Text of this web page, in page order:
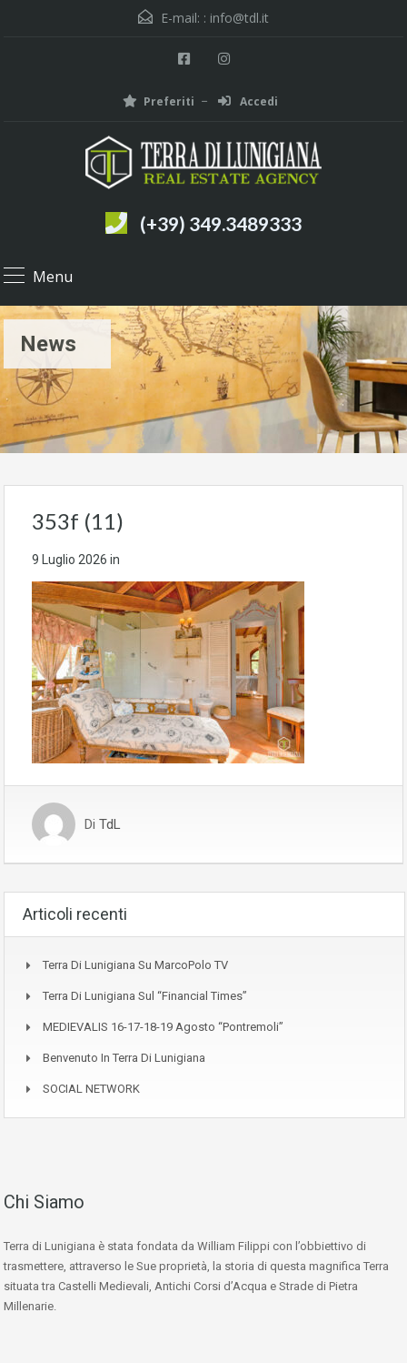
E-mail: : info@tdl.it
Preferiti Accedi
(+39) 349.3489333
Menu
News
353f (11)
9 Luglio 2026 in
Di TdL
Articoli recenti
Terra Di Lunigiana Su MarcoPolo TV
Terra Di Lunigiana Sul “Financial Times”
MEDIEVALIS 16-17-18-19 Agosto “Pontremoli”
Benvenuto In Terra Di Lunigiana
SOCIAL NETWORK
Chi Siamo
Terra di Lunigiana è stata fondata da William Filippi con l’obbiettivo di
trasmettere, attraverso le Sue proprietà, la storia di questa magnifica Terra
situata tra Castelli Medievali, Antichi Corsi d’Acqua e Strade di Pietra
Millenarie.